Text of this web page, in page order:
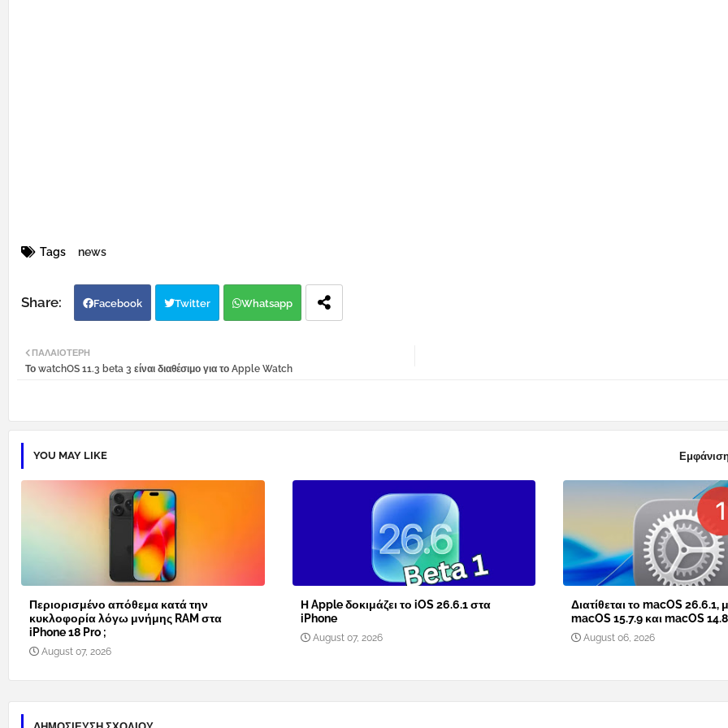
Tags news
Facebook Twitter Whatsapp
ΠΑΛΑΙΌΤΕΡΗ
Το watchOS 11.3 beta 3 είναι διαθέσιμο για το Apple Watch
YOU MAY LIKE
Περιορισμένο απόθεμα κατά την
κυκλοφορία λόγω μνήμης RAM στα
iPhone 18 Pro ;
August 07, 2026
Η Apple δοκιμάζει το iOS 26.6.1 στα
iPhone
August 07, 2026
Διατίθεται το macOS 26.6.1,
macOS 15.7.9 και macOS
August 06, 2026